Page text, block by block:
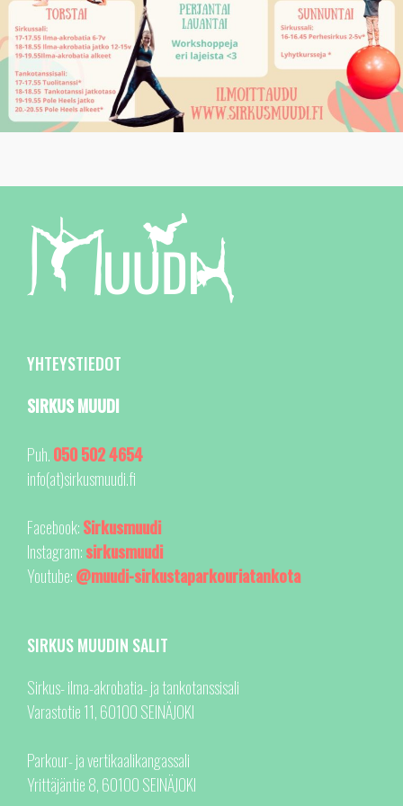
YHTEYSTIEDOT
SIRKUS MUUDI
Puh.050 502 4654
info(at)sirkusmuudi.fi
Facebook:Sirkusmuudi
Instagram:sirkusmuudi
Youtube:@muudi-sirkustaparkouriatankota
SIRKUS MUUDIN SALIT
Sirkus- ilma-akrobatia- ja tankotanssisali
Varastotie 11, 60100 SEINÄJOKI
Parkour- ja vertikaalikangassali
Yrittäjäntie 8, 60100 SEINÄJOKI